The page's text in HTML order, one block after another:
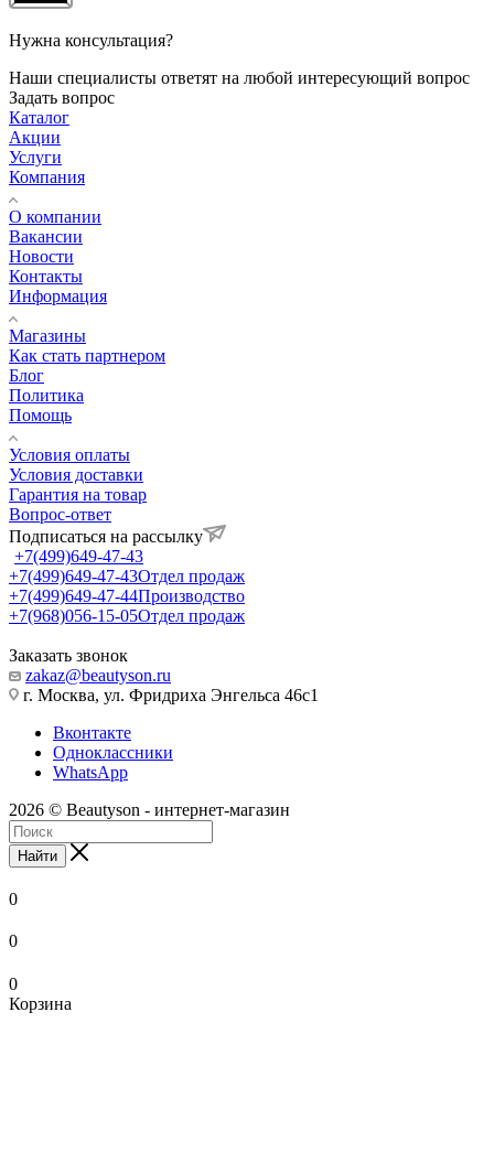
Нужна консультация?
Наши специалисты ответят на любой интересующий вопрос
Задать вопрос
Каталог
Акции
Услуги
Компания
О компании
Вакансии
Новости
Контакты
Информация
Магазины
Как стать партнером
Блог
Политика
Помощь
Условия оплаты
Условия доставки
Гарантия на товар
Вопрос-ответ
Подписаться на рассылку
+7(499)649-47-43
+7(499)649-47-43Отдел продаж
+7(499)649-47-44Производство
+7(968)056-15-05Отдел продаж
Заказать звонок
zakaz@beautyson.ru
г. Москва, ул. Фридриха Энгельса 46с1
Вконтакте
Одноклассники
WhatsApp
2026 © Beautyson - интернет-магазин
Найти
0
0
0
Корзина